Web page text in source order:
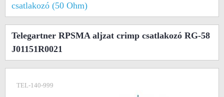
csatlakozó (50 Ohm)
Telegartner RPSMA aljzat crimp csatlakozó RG-58
J01151R0021
TEL-140-999